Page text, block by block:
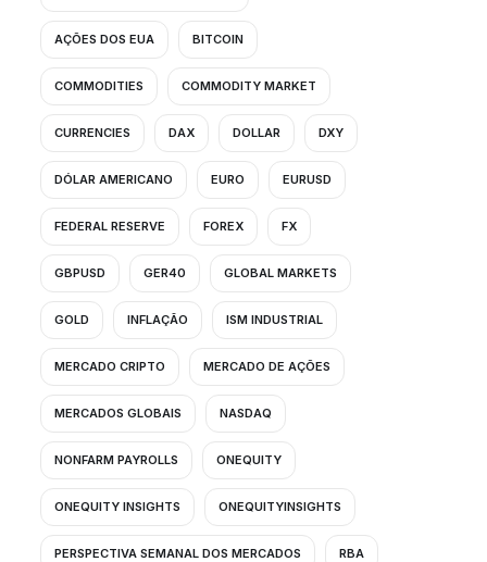
AÇÕES DOS EUA BITCOIN
COMMODITIES COMMODITY MARKET
CURRENCIES DAX DOLLAR DXY
DÓLAR AMERICANO EURO EURUSD
FEDERAL RESERVE FOREX FX
GBPUSD GER40 GLOBAL MARKETS
GOLD INFLAÇÃO ISM INDUSTRIAL
MERCADO CRIPTO MERCADO DE AÇÕES
MERCADOS GLOBAIS NASDAQ
NONFARM PAYROLLS ONEQUITY
ONEQUITY INSIGHTS ONEQUITYINSIGHTS
PERSPECTIVA SEMANAL DOS MERCADOS RBA